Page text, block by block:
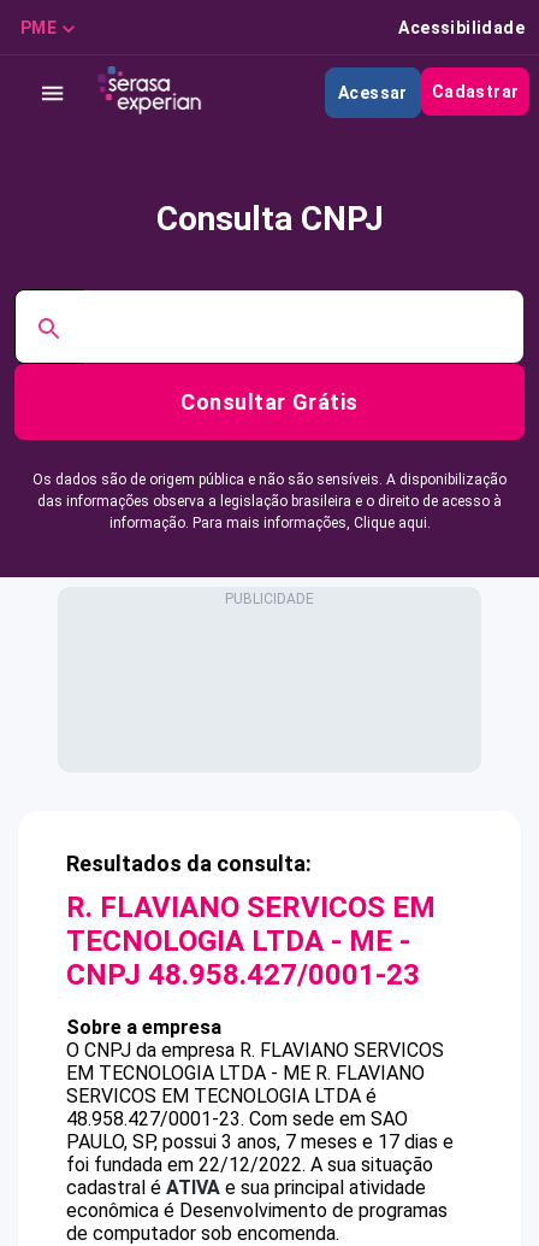
PME Acessibilidade
Acessar Cadastrar
Consulta CNPJ
Consultar Grátis
Os dados são de origem pública e não são sensíveis. A disponibilização
das informações observa a legislação brasileira e o direito de acesso à
informação. Para mais informações, Clique aqui.
Resultados da consulta:
R. FLAVIANO SERVICOS EM
TECNOLOGIA LTDA - ME -
CNPJ 48.958.427/0001-23
Sobre a empresa
O CNPJ da empresa R. FLAVIANO SERVICOS
EM TECNOLOGIA LTDA - ME R. FLAVIANO
SERVICOS EM TECNOLOGIA LTDA é
48.958.427/0001-23. Com sede em SAO
PAULO, SP, possui 3 anos, 7 meses e 17 dias e
foi fundada em 22/12/2022. A sua situação
cadastral é ATIVA e sua principal atividade
econômica é Desenvolvimento de programas
de computador sob encomenda.